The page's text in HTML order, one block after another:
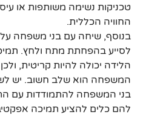
טכניקות נשימה משותפות או
החוויה הכללית.
בנוסף, שיחה עם בני משפחה על
לסייע בהפחתת מתח ולחץ.
הלידה יכולה להיות קריטית,
המשפחה הוא שלב חשוב. יש
בני המשפחה להתמודדות עם
להם כלים להציע תמיכה